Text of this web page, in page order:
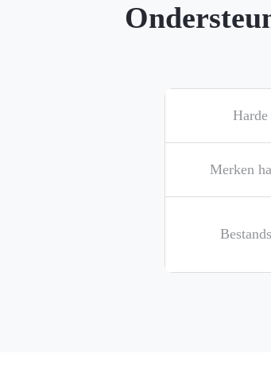
Merken